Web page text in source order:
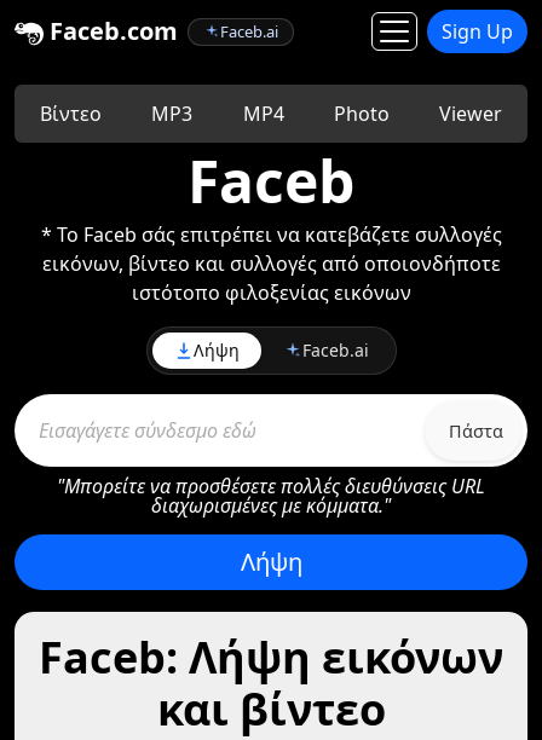
Faceb.com Faceb.ai Sign Up
Βίντεο MP3 MP4 Photo Viewer
Faceb
* Το Faceb σάς επιτρέπει να κατεβάζετε συλλογές
εικόνων, βίντεο και συλλογές από οποιονδήποτε
ιστότοπο φιλοξενίας εικόνων
Λήψη Faceb.ai
Πάστα
"Μπορείτε να προσθέσετε πολλές διευθύνσεις URL
διαχωρισμένες με κόμματα."
Λήψη
Faceb: Λήψη εικόνων
και βίντεο